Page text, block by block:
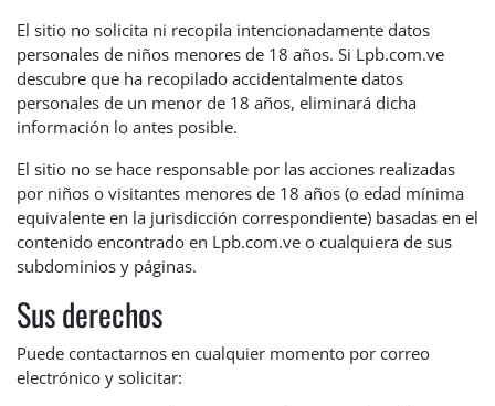
El sitio no solicita ni recopila intencionadamente datos
personales de niños menores de 18 años. Si Lpb.com.ve
descubre que ha recopilado accidentalmente datos
personales de un menor de 18 años, eliminará dicha
información lo antes posible.
El sitio no se hace responsable por las acciones realizadas
por niños o visitantes menores de 18 años (o edad mínima
equivalente en la jurisdicción correspondiente) basadas en el
contenido encontrado en Lpb.com.ve o cualquiera de sus
subdominios y páginas.
Sus derechos
Puede contactarnos en cualquier momento por correo
electrónico y solicitar: